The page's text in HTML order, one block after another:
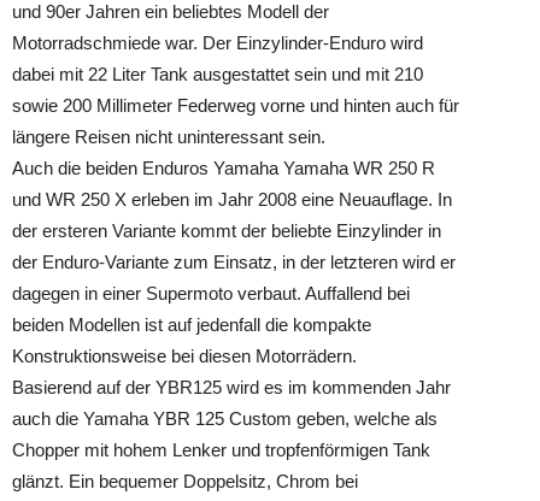
und 90er Jahren ein beliebtes Modell der
Motorradschmiede war. Der Einzylinder-Enduro wird
dabei mit 22 Liter Tank ausgestattet sein und mit 210
sowie 200 Millimeter Federweg vorne und hinten auch für
längere Reisen nicht uninteressant sein.
Auch die beiden Enduros Yamaha Yamaha WR 250 R
und WR 250 X erleben im Jahr 2008 eine Neuauflage. In
der ersteren Variante kommt der beliebte Einzylinder in
der Enduro-Variante zum Einsatz, in der letzteren wird er
dagegen in einer Supermoto verbaut. Auffallend bei
beiden Modellen ist auf jedenfall die kompakte
Konstruktionsweise bei diesen Motorrädern.
Basierend auf der YBR125 wird es im kommenden Jahr
auch die Yamaha YBR 125 Custom geben, welche als
Chopper mit hohem Lenker und tropfenförmigen Tank
glänzt. Ein bequemer Doppelsitz, Chrom bei